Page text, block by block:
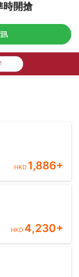
時開搶
HKD 1,886+
HKD 4,230+